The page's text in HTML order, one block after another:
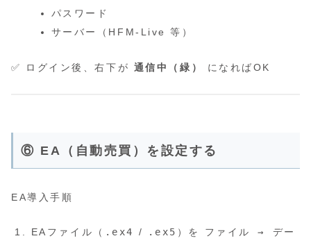
パスワード
サーバー（HFM-Live 等）
✅ ログイン後、右下が 通信中（緑） になればOK
⑥ EA（自動売買）を設定する
EA導入手順
EAファイル（ .ex4 / .ex5 ）を ファイル → デー